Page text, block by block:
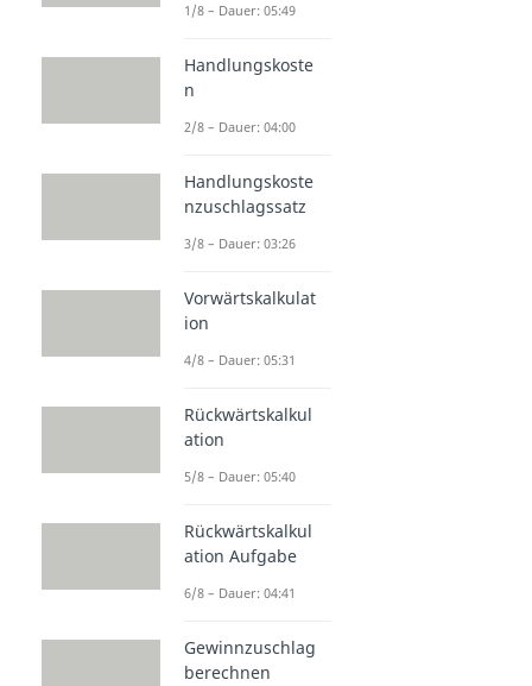
1/8 – Dauer: 05:49
Handlungskoste
n
2/8 – Dauer: 04:00
Handlungskoste
nzuschlagssatz
3/8 – Dauer: 03:26
Vorwärtskalkulat
ion
4/8 – Dauer: 05:31
Rückwärtskalkul
ation
5/8 – Dauer: 05:40
Rückwärtskalkul
ation Aufgabe
6/8 – Dauer: 04:41
Gewinnzuschlag
berechnen